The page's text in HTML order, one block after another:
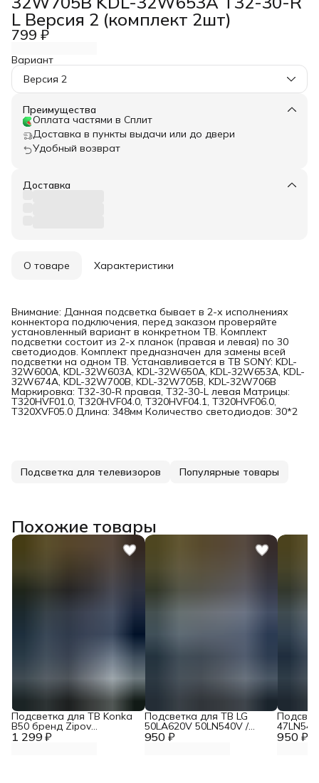
L Версия 2 (комплект 2шт)
799 ₽
Вариант
Версия 2
Преимущества
Оплата частями в Сплит
Доставка в пункты выдачи или до двери
Удобный возврат
Доставка
О товаре Характеристики
Внимание: Данная подсветка бывает в 2-х исполнениях
коннектора подключения, перед заказом проверяйте
установленный вариант в конкретном ТВ. Комплект
подсветки состоит из 2-х планок (правая и левая) по 30
светодиодов. Комплект предназначен для замены всей
подсветки на одном ТВ. Устанавливается в ТВ SONY: KDL-
32W600A, KDL-32W603A, KDL-32W650A, KDL-32W653A, KDL-
32W674A, KDL-32W700B, KDL-32W705B, KDL-32W706B
Маркировка: T32-30-R правая, T32-30-L левая Матрицы:
T320HVF01.0, T320HVF04.0, T320HVF04.1, T320HVF06.0,
T320XVF05.0 Длина: 348мм Количество светодиодов: 30*2
Подсветка для телевизоров Популярные товары
Похожие товары
1 299 ₽
Подсветка для ТВ Konka
B50 бренд Zipov
(комплект) 950 ₽
Подсветка для ТВ LG
50LA620V 50LN540V /
TOSHIBA 50L4353RK / 950 ₽